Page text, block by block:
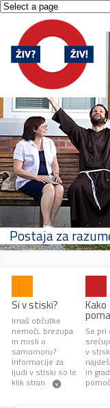
Postaja za
Si v stiski?
Imaš občutke
nemoči, brezupa
in misli o
samomoru?
Informacije za
ljudi v stiski so le
klik stran.
Kako
Se pri
v
in